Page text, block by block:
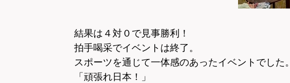
結果は４対０で見事勝利！
拍手喝采でイベントは終了。
スポーツを通じて一体感のあったイベントでした。
「頑張れ日本！」